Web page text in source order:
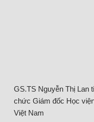
GS.TS Nguyễn Thị Lan
chức Giám đốc Học
Việt Nam